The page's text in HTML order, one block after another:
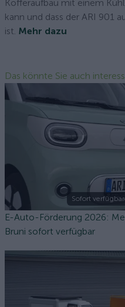
Kofferaufbau mit einem
kann und dass der ARI 901
ist. Mehr dazu
Das könnte Sie auch
Sofort
E-Auto-Förderung 2026:
Bruni sofort verfügbar